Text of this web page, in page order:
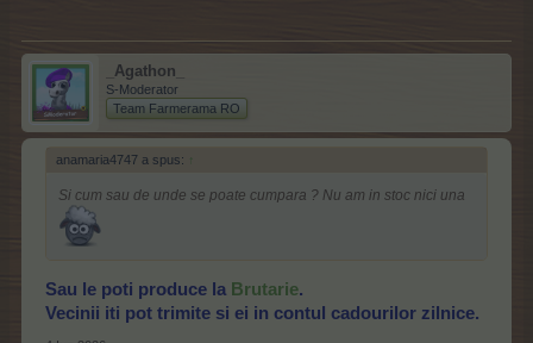
_Agathon_
S-Moderator
Team Farmerama RO
anamaria4747 a spus: ↑
Si cum sau de unde se poate cumpara ? Nu am in stoc nici una
Sau le poti produce la Brutarie.
Vecinii iti pot trimite si ei in contul cadourilor zilnice.